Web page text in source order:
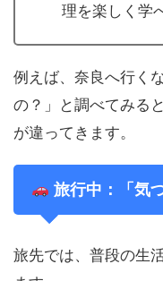
理を楽しく学
例えば、奈良へ行く
の？」と調べてみる
が違ってきます。
旅行中：「気
旅先では、普段の生